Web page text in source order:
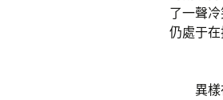
了一聲
仍處于
異樣在